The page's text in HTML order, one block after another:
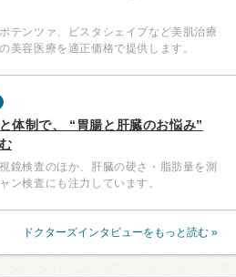
テンツァ、ビスタシェイプなど美肌治療
美容医療を適正価格で提供します。
体制で、 “胃腸と肝臓のお悩み”
鏡検査のほか、肝臓の硬さ・脂肪量を測
ン検査にも注力しています。
ドクターズインタビューをもっと読む »